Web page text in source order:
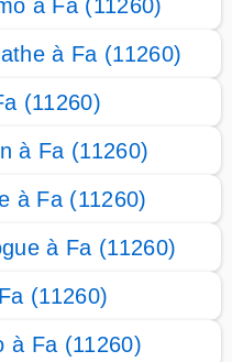
à Fa (11260)
à Fa (11260)
(11260)
à Fa (11260)
à Fa (11260)
à Fa (11260)
(11260)
à Fa (11260)